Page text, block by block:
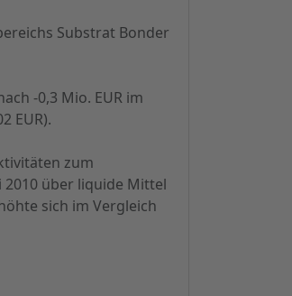
Substrat Bonder
-0,3 Mio. EUR im
EUR).
zum
2010 über liquide Mittel
sich im Vergleich